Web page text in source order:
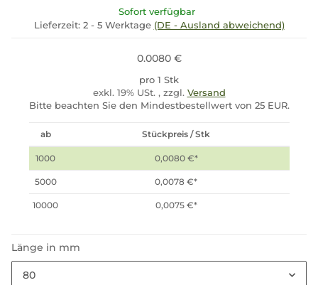
Sofort verfügbar
Lieferzeit: 2 - 5 Werktage (DE - Ausland abweichend)
0.0080 €
pro 1 Stk
exkl. 19% USt. , zzgl. Versand
Bitte beachten Sie den Mindestbestellwert von 25 EUR.
ab Stückpreis / Stk
1000 0,0080 €*
5000 0,0078 €*
10000 0,0075 €*
Länge in mm
80